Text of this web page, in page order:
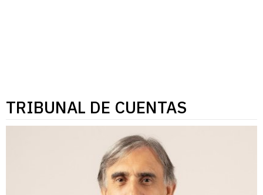
TRIBUNAL DE CUENTAS